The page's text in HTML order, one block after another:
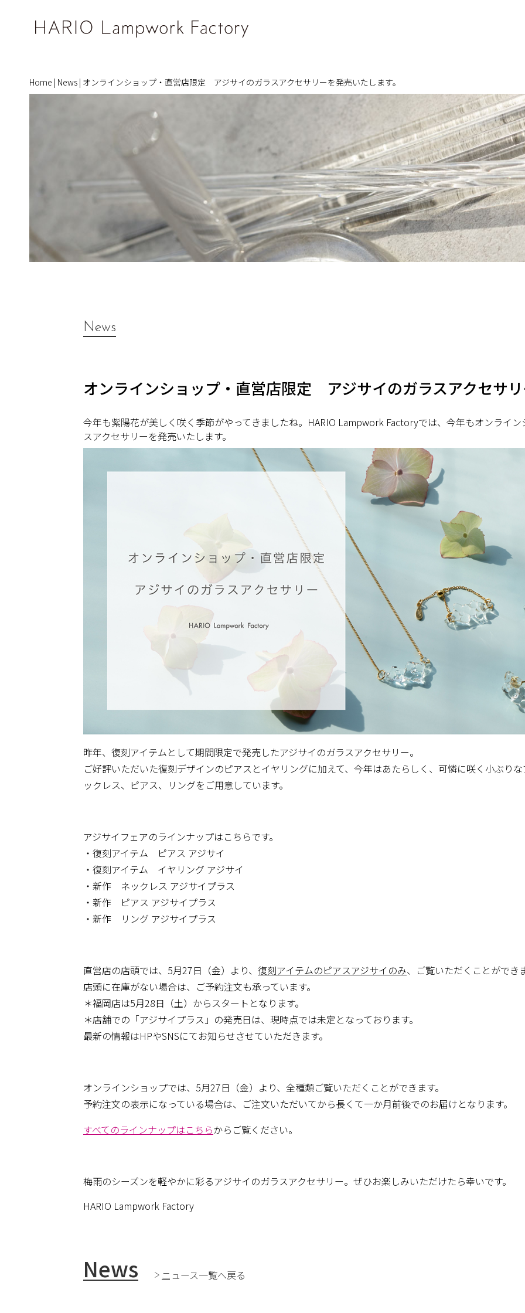
Home | News | オンラインショップ・直営店限定 アジサイのガラスアクセサリーを発売いたします。
News
オンラインショップ・直営店限定 アジサイのガラスアクセサ
今年も紫陽花が美しく咲く季節がやってきましたね。HARIO Lampwork Factoryでは、今年もオンライ
スアクセサリーを発売いたします。
昨年、復刻アイテムとして期間限定で発売したアジサイ のガラスアクセサリー。
ご好評いただいた復刻デザインのピアスとイヤリングに加えて、今年はあたらしく、可憐に咲く小ぶり
ックレス、ピアス、リングをご用意しています。
アジサイフェアのラインナップはこちらです。
・復刻アイテム ピアス アジサイ
・復刻アイテム イヤリング アジサイ
・新作 ネックレス アジサイプラス
・新作 ピアス アジサイプラス
・新作 リング アジサイプラス
直営店の店頭では、5月27日（金）より、 復刻アイテムのピアスアジサイのみ、ご覧いただくことができ
店頭に在庫がない場合は、ご予約注文も承っています。
＊福岡店は5月28日（土）からスタートとなります。
＊店舗での「アジサイプラス」の発売日は、現時点では未定となっております。
最新の情報はHPやSNSにてお知らせさせていただきます。
オンラインショップでは、5月27日（金）より、全種類ご覧いただくことができます。
予約注文の表示になっている場合は、ご注文いただいてから長くて一か月前後でのお届けとなります。
すべてのラインナップはこちらからご覧ください。
梅雨のシーズンを軽やかに彩るアジサイのガラスアクセサリー。ぜひお楽しみいただけたら幸いです。
HARIO Lampwork Factory
News ニュース一覧へ戻る